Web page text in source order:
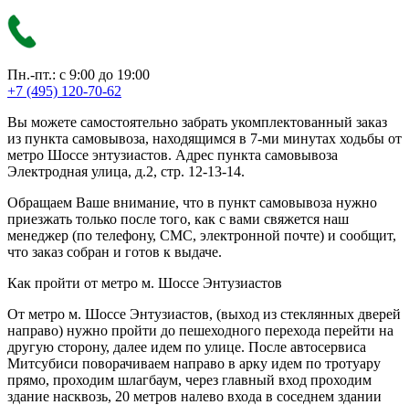
Пн.-пт.: с 9:00 до 19:00
+7 (495) 120-70-62
Вы можете самостоятельно забрать укомплектованный заказ
из пункта самовывоза, находящимся в 7-ми минутах ходьбы от
метро Шоссе энтузиастов. Адрес пункта самовывоза
Электродная улица, д.2, стр. 12-13-14.
Обращаем Ваше внимание, что в пункт самовывоза нужно
приезжать только после того, как с вами свяжется наш
менеджер (по телефону, СМС, электронной почте) и сообщит,
что заказ собран и готов к выдаче.
Как пройти от метро м. Шоссе Энтузиастов
От метро м. Шоссе Энтузиастов, (выход из стеклянных дверей
направо) нужно пройти до пешеходного перехода перейти на
другую сторону, далее идем по улице. После автосервиса
Митсубиси поворачиваем направо в арку идем по тротуару
прямо, проходим шлагбаум, через главный вход проходим
здание насквозь, 20 метров налево входа в соседнем здании